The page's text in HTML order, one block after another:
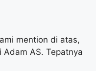
mention di atas,
AS. Tepatnya